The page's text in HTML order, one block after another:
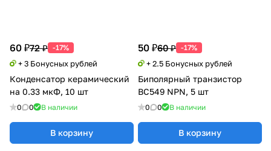
60 ₽72 ₽ -17%
+ 3 Бонусных рублей
Конденсатор керамический
на 0.33 мкФ, 10 шт
0 0 В наличии
В корзину
50 ₽60 ₽ -17%
+ 2.5 Бонусных рублей
Биполярный транзистор
BC549 NPN, 5 шт
0 0 В наличии
В корзину